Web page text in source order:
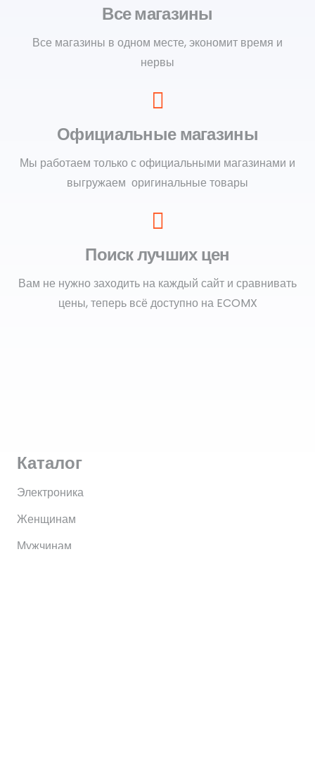
Все магазины
Все магазины в одном месте, экономит время и
нервы
Официальные магазины
Мы работаем только с официальными магазинами и
выгружаем оригинальные товары
Поиск лучших цен
Вам не нужно заходить на каждый сайт и сравнивать
цены, теперь всё доступно на ECOMX
Каталог
Электроника
Женщинам
Мужчинам